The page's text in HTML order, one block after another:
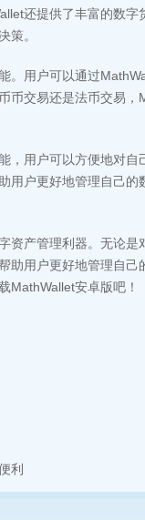
还提供了丰富的数字
策。
。用户可以通过
币交易还是法币交易，
，用户可以方便地对自
用户更好地管理自己的
资产管理利器。无论是
助用户更好地管理自己
MathWallet安卓版吧！
利